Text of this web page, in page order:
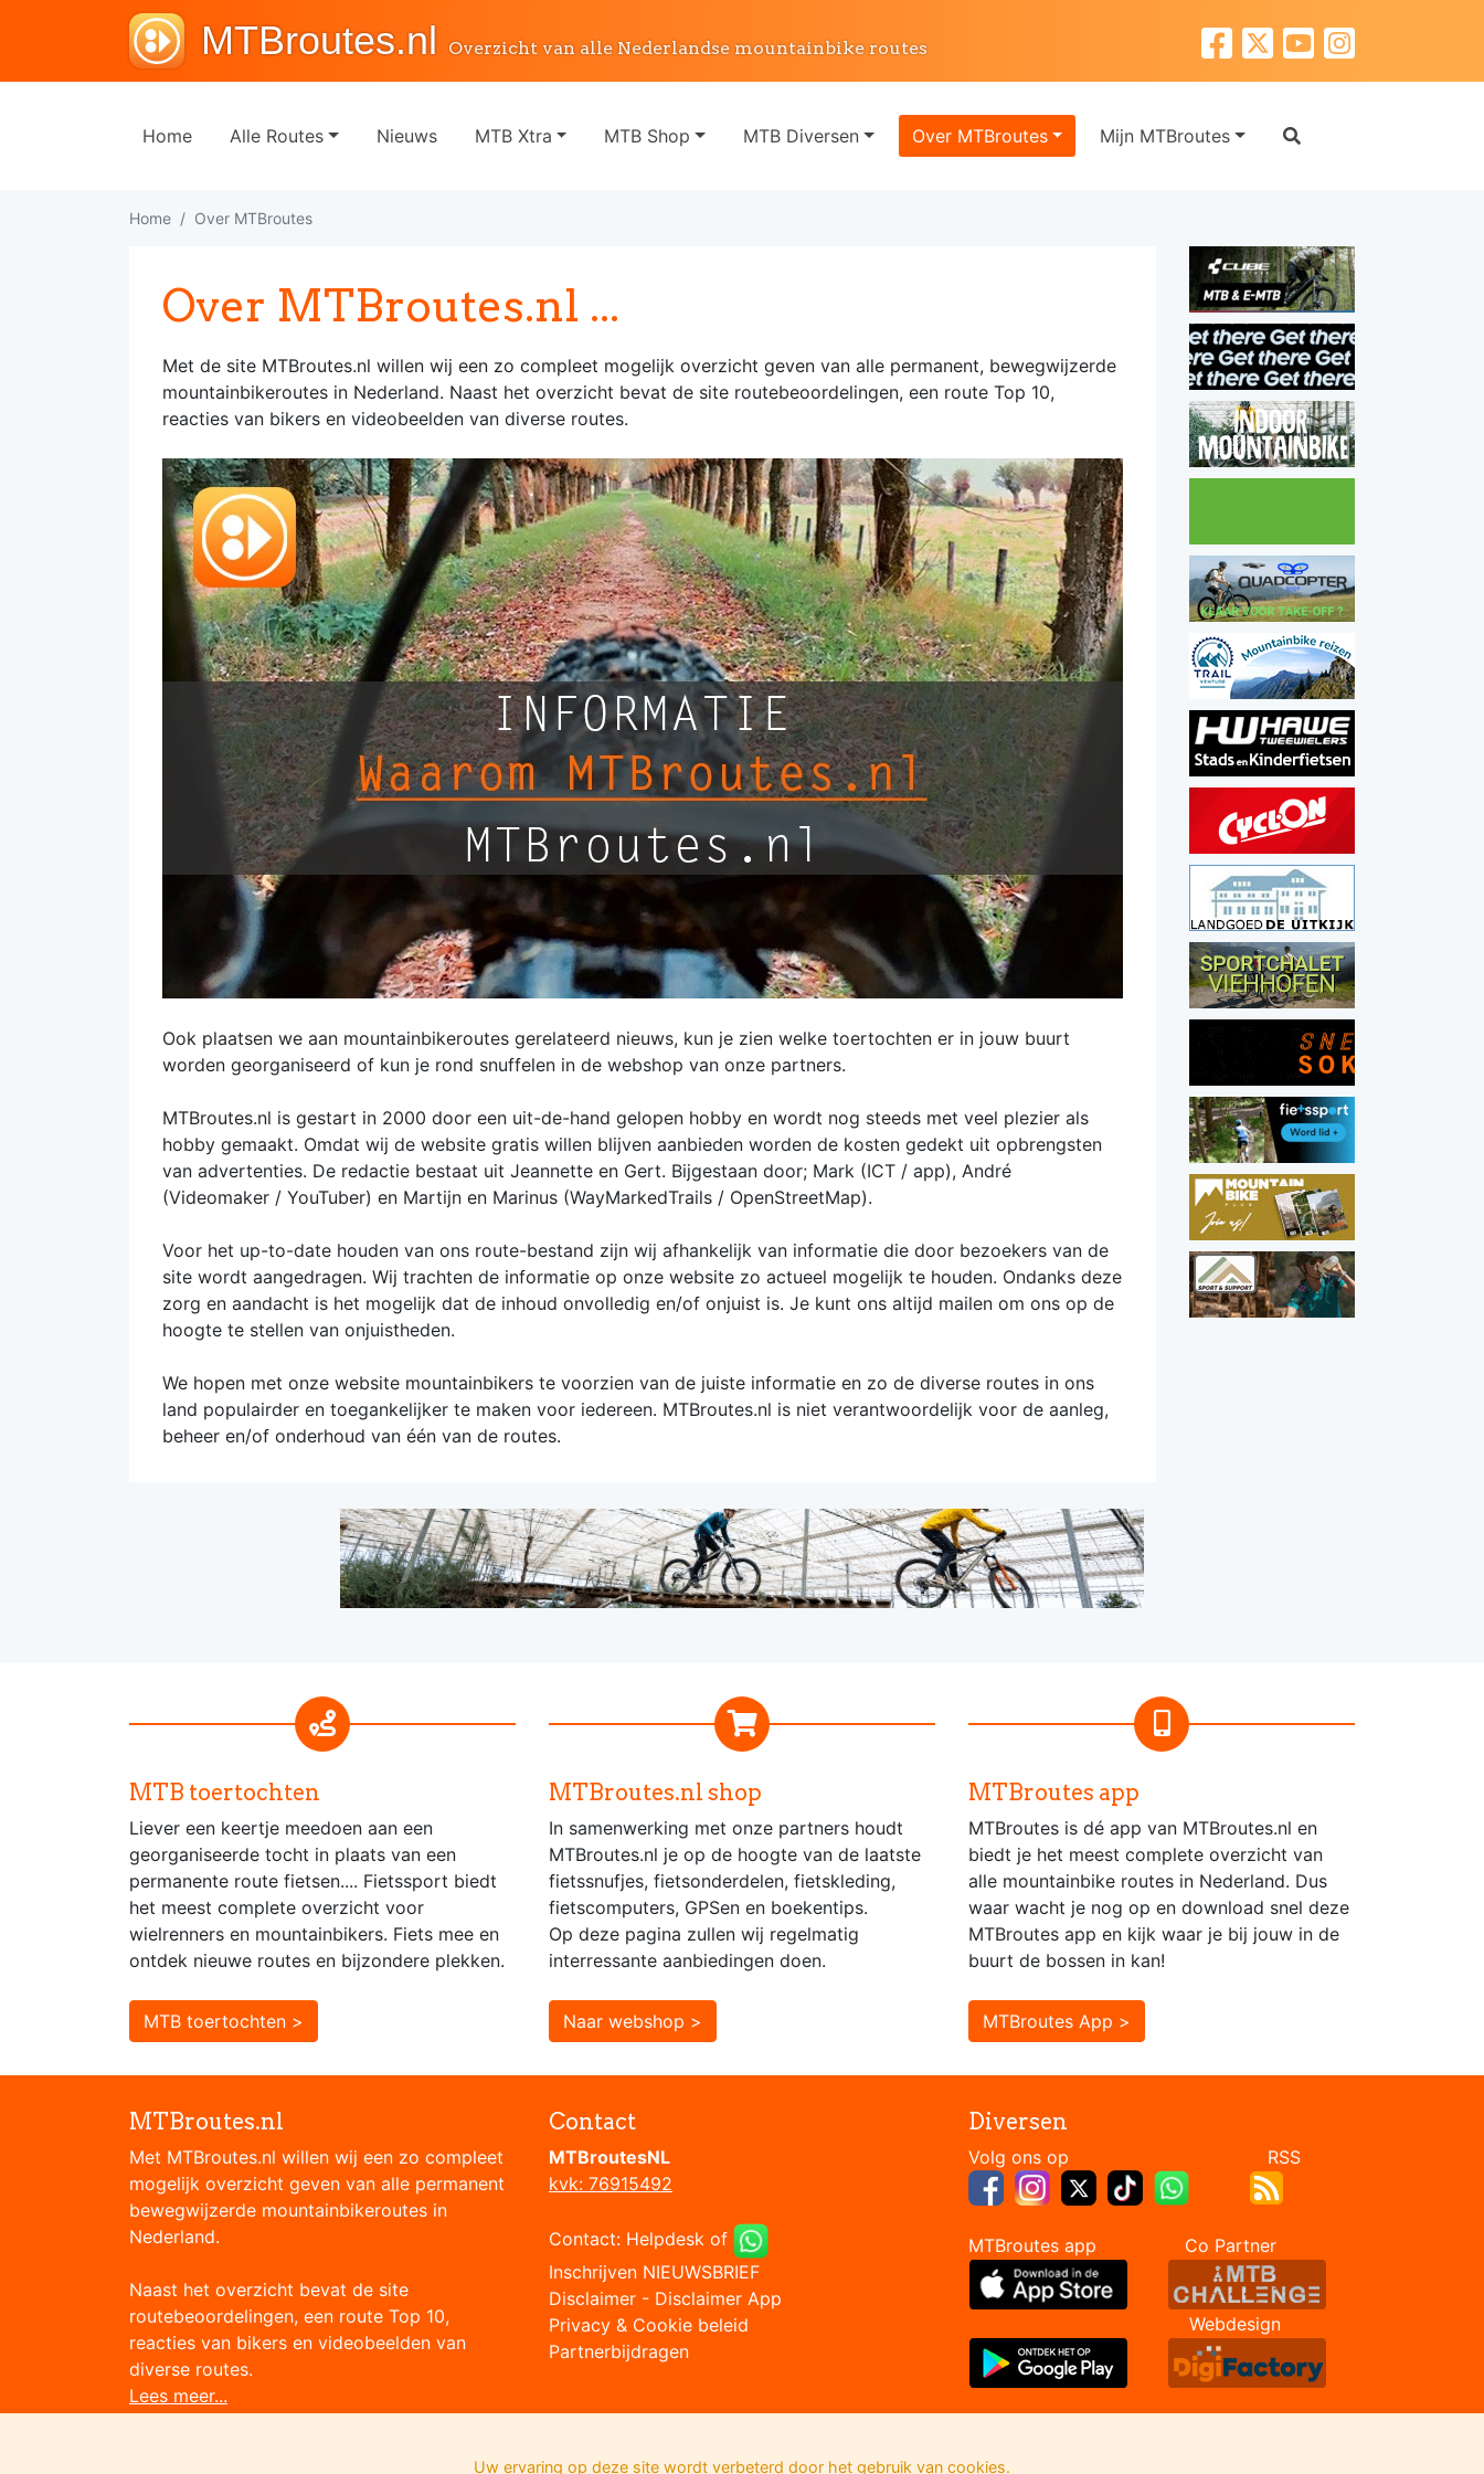
MTBroutes.nl Overzicht van alle Nederlandse mountainbike routes
Home Alle Routes Nieuws MTB Xtra MTB Shop MTB Diversen Over MTBroutes Mijn MTBroutes
Home Over MTBroutes
Over MTBroutes.nl ...
Met de site MTBroutes.nl willen wij een zo compleet mogelijk overzicht geven van alle permanent, bewegwijzerde
mountainbikeroutes in Nederland. Naast het overzicht bevat de site routebeoordelingen, een route Top 10,
reacties van bikers en videobeelden van diverse routes.
Ook plaatsen we aan mountainbikeroutes gerelateerd nieuws, kun je zien welke toertochten er in jouw buurt
worden georganiseerd of kun je rond snuffelen in de webshop van onze partners.
MTBroutes.nl is gestart in 2000 door een uit-de-hand gelopen hobby en wordt nog steeds met veel plezier als
hobby gemaakt. Omdat wij de website gratis willen blijven aanbieden worden de kosten gedekt uit opbrengsten
van advertenties. De redactie bestaat uit Jeannette en Gert. Bijgestaan door; Mark (ICT / app), André
(Videomaker / YouTuber) en Martijn en Marinus (WayMarkedTrails / OpenStreetMap).
Voor het up-to-date houden van ons route-bestand zijn wij afhankelijk van informatie die door bezoekers van de
site wordt aangedragen. Wij trachten de informatie op onze website zo actueel mogelijk te houden. Ondanks deze
zorg en aandacht is het mogelijk dat de inhoud onvolledig en/of onjuist is. Je kunt ons altijd mailen om ons op de
hoogte te stellen van onjuistheden.
We hopen met onze website mountainbikers te voorzien van de juiste informatie en zo de diverse routes in ons
land populairder en toegankelijker te maken voor iedereen. MTBroutes.nl is niet verantwoordelijk voor de aanleg,
beheer en/of onderhoud van één van de routes.
MTB toertochten
Liever een keertje meedoen aan een
georganiseerde tocht in plaats van een
permanente route fietsen.... Fietssport biedt
het meest complete overzicht voor
wielrenners en mountainbikers. Fiets mee en
ontdek nieuwe routes en bijzondere plekken.
MTB toertochten >
MTBroutes.nl shop
In samenwerking met onze partners houdt
MTBroutes.nl je op de hoogte van de laatste
fietssnufjes, fietsonderdelen, fietskleding,
fietscomputers, GPSen en boekentips.
Op deze pagina zullen wij regelmatig
interressante aanbiedingen doen.
Naar webshop >
MTBroutes app
MTBroutes is dé app van MTBroutes.nl en
biedt je het meest complete overzicht van
alle mountainbike routes in Nederland. Dus
waar wacht je nog op en download snel deze
MTBroutes app en kijk waar je bij jouw in de
buurt de bossen in kan!
MTBroutes App >
MTBroutes.nl
Met MTBroutes.nl willen wij een zo compleet
mogelijk overzicht geven van alle permanent
bewegwijzerde mountainbikeroutes in
Nederland.
Naast het overzicht bevat de site
routebeoordelingen, een route Top 10,
reacties van bikers en videobeelden van
diverse routes.
Lees meer...
Contact
MTBroutesNL
kvk: 76915492
Contact: Helpdesk of
Inschrijven NIEUWSBRIEF
Disclaimer - Disclaimer App
Privacy & Cookie beleid
Partnerbijdragen
Diversen
Volg ons op RSS
MTBroutes app Co Partner
Webdesign
Uw ervaring op deze site wordt verbeterd door het gebruik van cookies.